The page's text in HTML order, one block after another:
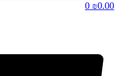
₪0.00
0